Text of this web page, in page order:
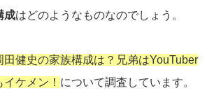
成はどのようなものなのでしょう。
田健史の家族構成は？兄弟はYouTuber
ケメン！ について調査しています。